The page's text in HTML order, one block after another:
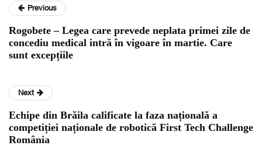
Previous
Rogobete – Legea care prevede neplata primei zile de
concediu medical intră în vigoare în martie. Care
sunt excepțiile
Next
Echipe din Brăila calificate la faza națională a
competiției naționale de robotică First Tech Challenge
România